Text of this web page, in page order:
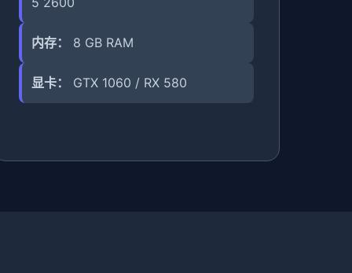
内存： 8 GB RAM
显卡： GTX 1060 / RX 580